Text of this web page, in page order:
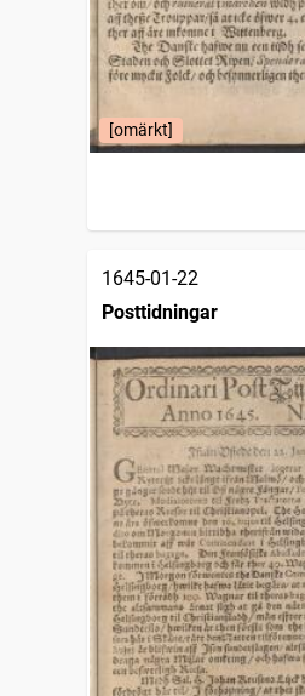
[omärkt]
1645-01-22
Posttidningar